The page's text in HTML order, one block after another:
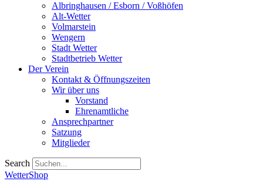
Albringhausen / Esborn / Voßhöfen
Alt-Wetter​
Volmarstein
Wengern
Stadt Wetter
Stadtbetrieb Wetter
Der Verein
Kontakt & Öffnungszeiten
Wir über uns
Vorstand
Ehrenamtliche
Ansprechpartner
Satzung
Mitglieder
Search
WetterShop